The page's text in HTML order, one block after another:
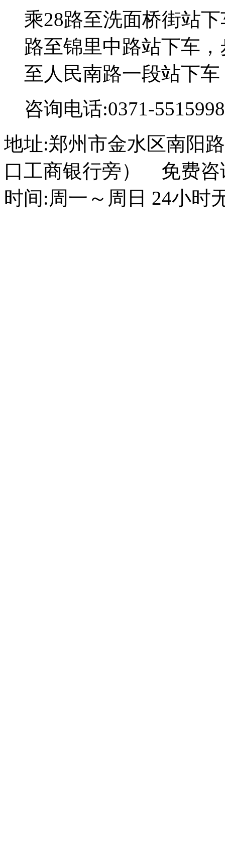
乘28路至洗面桥街站
路至锦里中路站下车
至人民南路一段站下
咨询电话:0371-
地址:郑州市金水区南阳
口工商银行旁） 免费咨
时间:周一～周日 24小时